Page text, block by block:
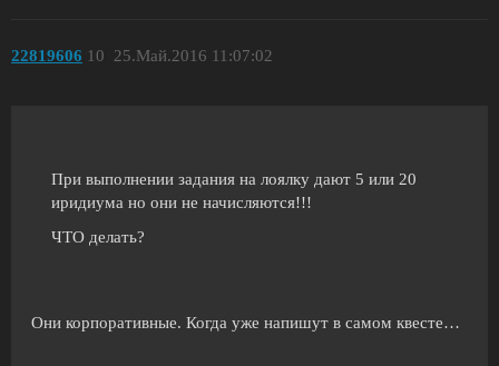
22819606 25.Май.2016 11:07:02
10
При выполнении задания на лоялку дают 5 или 20
иридиума но они не начисляются!!!
ЧТО делать?
Они корпоративные. Когда уже напишут в самом квесте…